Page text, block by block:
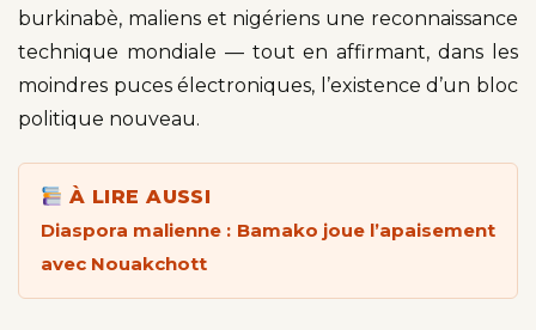
burkinabè, maliens et nigériens une reconnaissance
technique mondiale — tout en affirmant, dans les
moindres puces électroniques, l’existence d’un bloc
politique nouveau.
À LIRE AUSSI
Diaspora malienne : Bamako joue l’apaisement
avec Nouakchott